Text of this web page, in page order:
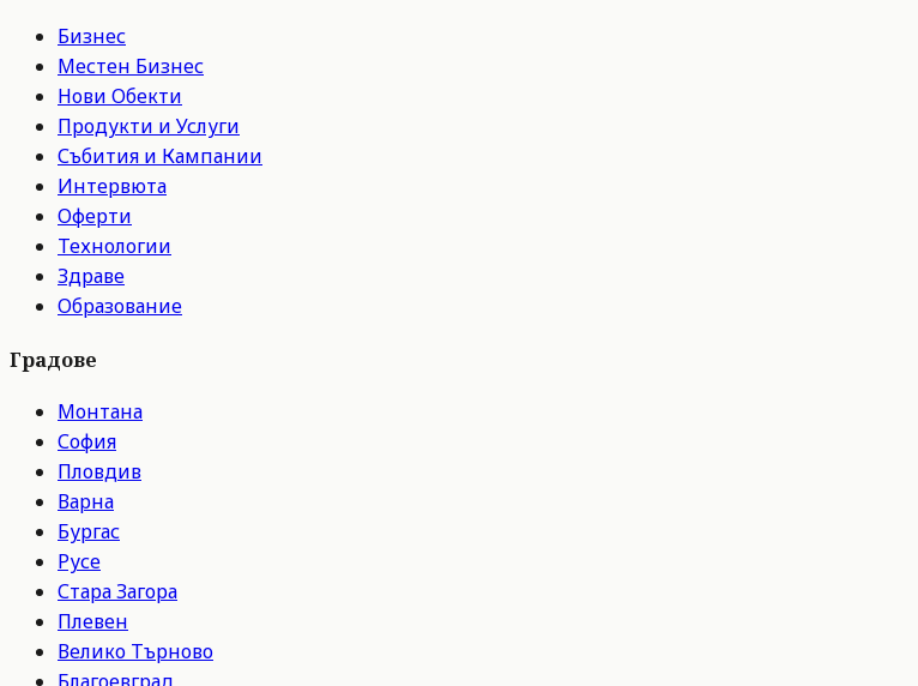
Бизнес
Местен Бизнес
Нови Обекти
Продукти и Услуги
Събития и Кампании
Интервюта
Оферти
Технологии
Здраве
Образование
Градове
Монтана
София
Пловдив
Варна
Бургас
Русе
Стара Загора
Плевен
Велико Търново